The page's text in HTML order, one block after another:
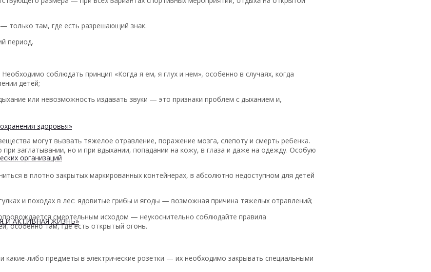
здоровья»
организаций
И АКТИВНАЯ ЖИЗНЬ»
только там, где есть разрешающий знак.
период.
соблюдать принцип «Когда я ем, я глух и нем», особенно в случаях, когда
детей;
или невозможность издавать звуки — это признаки проблем с дыханием и,
могут вызвать тяжелое отравление, поражение мозга, слепоту и смерть ребенка.
заглатывании, но и при вдыхании, попадании на кожу, в глаза и даже на одежду. Особую
в плотно закрытых маркированных контейнерах, в абсолютно недоступном для детей
и походах в лес: ядовитые грибы и ягоды — возможная причина тяжелых отравлений;
смертельным исходом — неукоснительно соблюдайте правила
особенно там, где есть открытый огонь.
какие-либо предметы в электрические розетки — их необходимо закрывать специальными